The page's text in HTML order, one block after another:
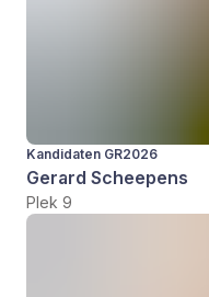
Kandidaten GR2026
Gerard Scheepens
Plek 9